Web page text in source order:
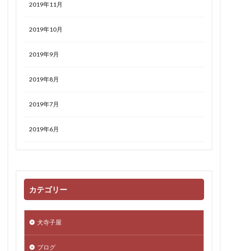
2019年11月
2019年10月
2019年9月
2019年8月
2019年7月
2019年6月
カテゴリー
犬寺子屋
ブログ